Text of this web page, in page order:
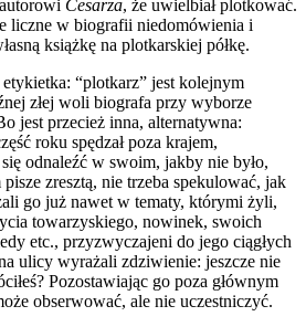
Cesarza, że uwielbiał plotkować.
liczne w biografii niedomówienia i
książkę na plotkarskiej półkę.
“plotkarz” jest kolejnym
złej woli biografa przy wyborze
jest przecież inna, alternatywna:
roku spędzał poza krajem,
odnaleźć w swoim, jakby nie było,
zresztą, nie trzeba spekulować, jak
go już nawet w tematy, którymi żyli,
towarzyskiego, nowinek, swoich
etc., przyzwyczajeni do jego ciągłych
ulicy wyrażali zdziwienie: jeszcze nie
Pozostawiając go poza głównym
obserwować, ale nie uczestniczyć.